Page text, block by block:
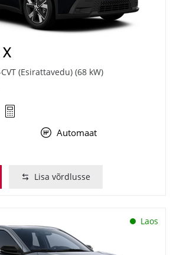
(Esirattavedu) (68 kW)
Automaat
Lisa võrdlusse
Laos